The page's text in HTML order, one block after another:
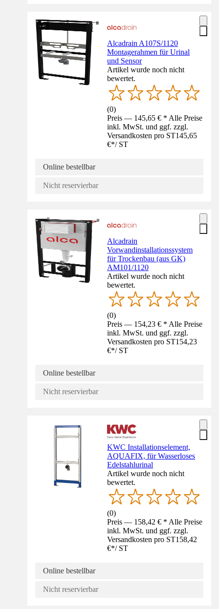
Alcadrain A107S/1120
Montagerahmen für Urinal
und Sensor
Artikel wurde noch nicht
bewertet.
(0)
Preis — 145,65 € * Alle Preise
inkl. MwSt. und ggf. zzgl.
Versandkosten pro ST145,65
€*/ ST
Online bestellbar
Nicht reservierbar
Alcadrain
Vorwandinstallationssystem
für Trockenbau (aus GK)
AM101/1120
Artikel wurde noch nicht
bewertet.
(0)
Preis — 154,23 € * Alle Preise
inkl. MwSt. und ggf. zzgl.
Versandkosten pro ST154,23
€*/ ST
Online bestellbar
Nicht reservierbar
KWC Installationselement,
AQUAFIX, für Wasserloses
Edelstahlurinal
Artikel wurde noch nicht
bewertet.
(0)
Preis — 158,42 € * Alle Preise
inkl. MwSt. und ggf. zzgl.
Versandkosten pro ST158,42
€*/ ST
Online bestellbar
Nicht reservierbar